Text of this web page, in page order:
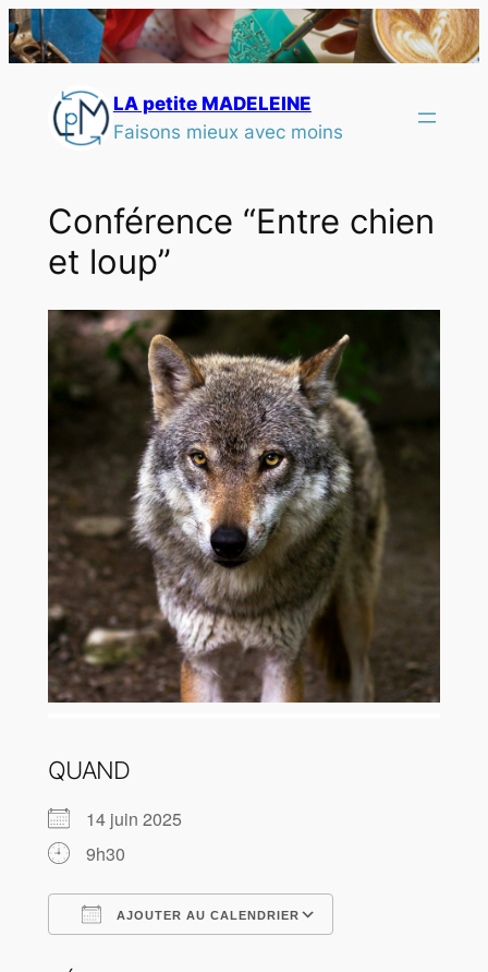
LA petite MADELEINE
Faisons mieux avec moins
Conférence “Entre chien
et loup”
QUAND
14 juin 2025
9h30
AJOUTER AU CALENDRIER